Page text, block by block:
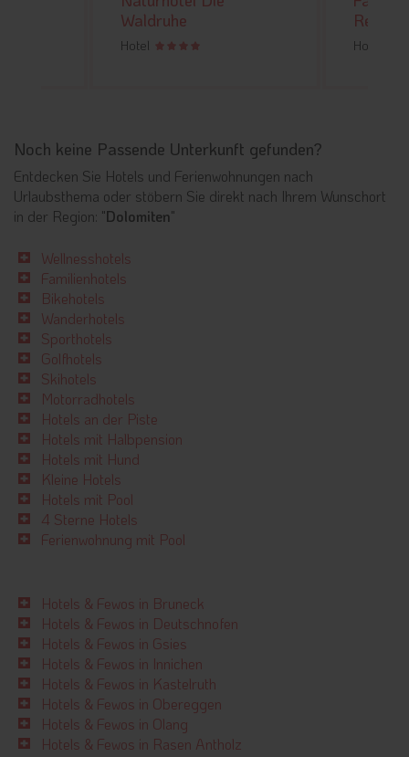
Noch keine Passende Unterkunft gefunden?
Entdecken Sie Hotels und Ferienwohnungen nach
Urlaubsthema oder stöbern Sie direkt nach Ihrem Wunschort
in der Region: "Dolomiten"
Wellnesshotels
Familienhotels
Bikehotels
Wanderhotels
Sporthotels
Golfhotels
Skihotels
Motorradhotels
Hotels an der Piste
Hotels mit Halbpension
Hotels mit Hund
Kleine Hotels
Hotels mit Pool
4 Sterne Hotels
Ferienwohnung mit Pool
Hotels & Fewos in Bruneck
Hotels & Fewos in Deutschnofen
Hotels & Fewos in Gsies
Hotels & Fewos in Innichen
Hotels & Fewos in Kastelruth
Hotels & Fewos in Obereggen
Hotels & Fewos in Olang
Hotels & Fewos in Rasen Antholz